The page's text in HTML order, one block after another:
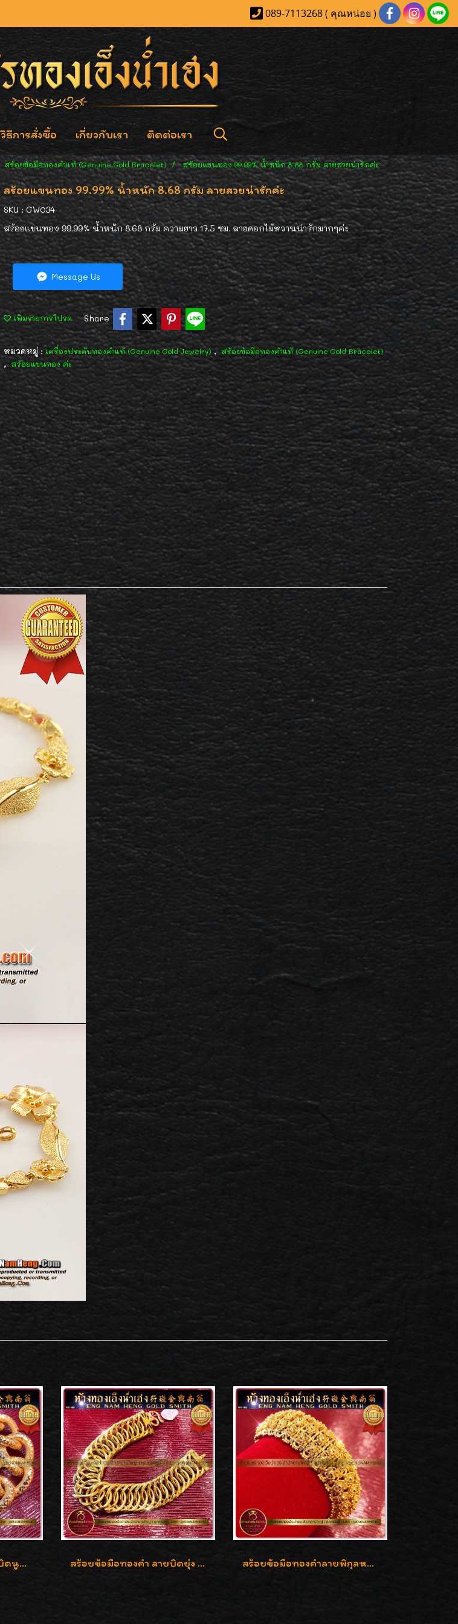
089-7113268 ( คุณหน่อย )
วิธีการสั่งซื้อ เกี่ยวกับเรา ติดต่อเรา
สร้อยข้อมือทองคำแท้ (Genuine Gold Bracelet) สร้อยแขนทอง 99.99% น้ำหนัก 8.68 กรัม ลายสวยน่ารักค่ะ
สร้อยแขนทอง 99.99% น้ำหนัก 8.68 กรัม ลายสวยน่ารักค่ะ
SKU : GW034
สร้อยแขนทอง 99.99% น้ำหนัก 8.68 กรัม ความยาว 17.5 ซม. ลายดอกไม้หวานน่ารักมากๆค่ะ
Message Us
เพิ่มรายการโปรด Share
หมวดหมู่ :เครื่องประดับทองคำแท้ (Genuine Gold Jewelry), สร้อยข้อมือทองคำแท้ (Genuine Gold Bracelet)
, สร้อยแขนทอง ค่ะ
สร้อยข้อมือทองคำ ลายบิดนูนแกะลาย ทองคำ 96.5% น้ำหนัก 5 บาท สวยค่ะ สร้อยข้อมือทองคำ ลายบิดยุ่ง ทองคำ 96.5% น้ำหนัก 3 บาท สวยน่าสะสมค่ะ สร้อยข้อมือทองคำลายพิกุลหลังเต่า น้ำหนัก 86.6g ( 5.71 บาท ) หน้ากว้าง 20 มิล